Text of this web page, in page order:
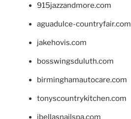
915jazzandmore.com
aguadulce-countryfair.com
jakehovis.com
bosswingsduluth.com
birminghamautocare.com
tonyscountrykitchen.com
jbellasnailspa.com